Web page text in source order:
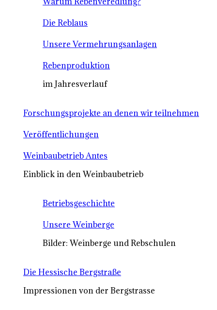
Die Reblaus
Unsere Vermehrungsanlagen
Rebenproduktion
im Jahresverlauf
Forschungsprojekte an denen wir teilnehmen
Veröffentlichungen
Weinbaubetrieb Antes
Einblick in den Weinbaubetrieb
Betriebsgeschichte
Unsere Weinberge
Bilder: Weinberge und Rebschulen
Die Hessische Bergstraße
Impressionen von der Bergstrasse